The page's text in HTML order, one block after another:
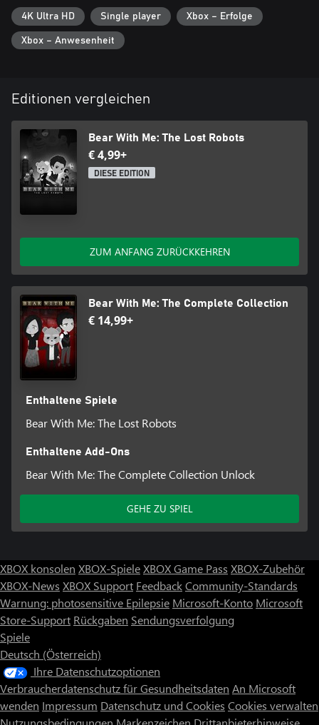
4K Ultra HD Single player Xbox – Erfolge
Xbox – Anwesenheit
Editionen vergleichen
Bear With Me: The Lost Robots
€ 4,99+
DIESE EDITION
ZUM ANFANG ZURÜCKKEHREN
Bear With Me: The Complete Collection
€ 14,99+
Enthaltene Spiele
Bear With Me: The Lost Robots
Enthaltene Add-Ons
Bear With Me: The Complete Collection Unlock
GEHE ZU SPIEL
XBOX konsolen XBOX-SpieleXBOX Game Pass XBOX-Zubehör
XBOX-News XBOX Support FeedbackCommunity-Standards
Warnung: photosensitive Epilepsie Microsoft-Konto Microsoft
Store-Support Rückgaben Sendungsverfolgung
Spiele
Deutsch (Österreich)
Ihre Datenschutzoptionen
Verbraucherdatenschutz für Gesundheitsdaten An Microsoft
wenden Impressum Datenschutz und Cookies Cookies verwalten